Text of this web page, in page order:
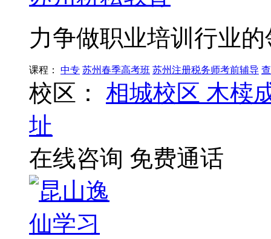
力争做职业培训行业
课程： 中专 苏州春季高考班 苏州注册税务师考前辅导
校区： 相城校区 木椟
址
在线咨询 免费通话